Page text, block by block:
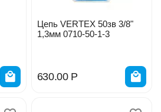
Цепь VERTEX 50зв 3/8"
1,3мм 0710-50-1-3
630.00 Р